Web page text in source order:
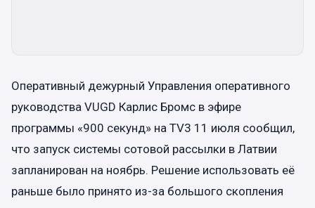
Оперативный дежурный Управления оперативного
руководства VUGD Карлис Бромс в эфире
программы «900 секунд» на TV3 11 июля сообщил,
что запуск системы сотовой рассылки в Латвии
запланирован на ноябрь. Решение использовать её
раньше было принято из-за большого скопления